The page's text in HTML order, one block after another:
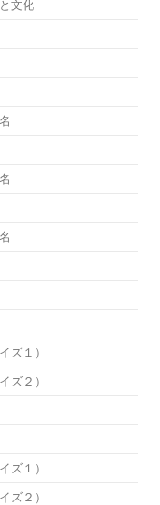
文化
ズ１）
ズ２）
ズ１）
ズ２）